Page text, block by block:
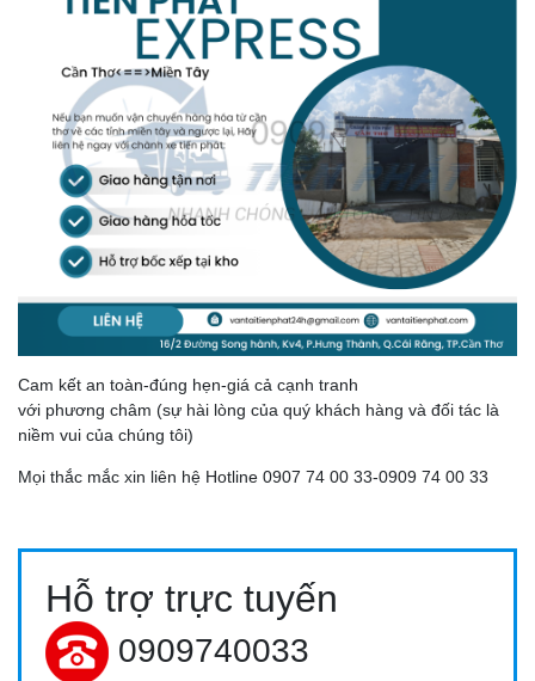
Cam kết an toàn-đúng hẹn-giá cả cạnh tranh
với phương châm (sự hài lòng của quý khách hàng và đối tác là
niềm vui của chúng tôi)
Mọi thắc mắc xin liên hệ Hotline 0907 74 00 33-0909 74 00 33
Hỗ trợ trực tuyến
0909740033
VẬN CHUYỂN HÀNG HÓA CẦN THƠ ĐI HỒ CHÍ MINH BỞI
CHÀNH XE TIẾN PHÁT
CHÀNH XE SÀI GÒN ĐI BẾN TRE: VẬN CHUYỂN HÀNG
HÓA GIAO NHANH - GIÁ RẺ - UY TÍN | VẬN TẢI TIẾN PHÁT